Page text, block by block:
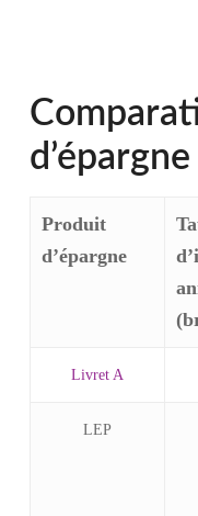
Produit
d’épargne
Livret A
LEP